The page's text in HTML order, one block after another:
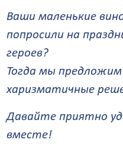
Ваши маленькие
попросили на
героев?
Тогда мы
харизматичные
Давайте приятно
вместе!